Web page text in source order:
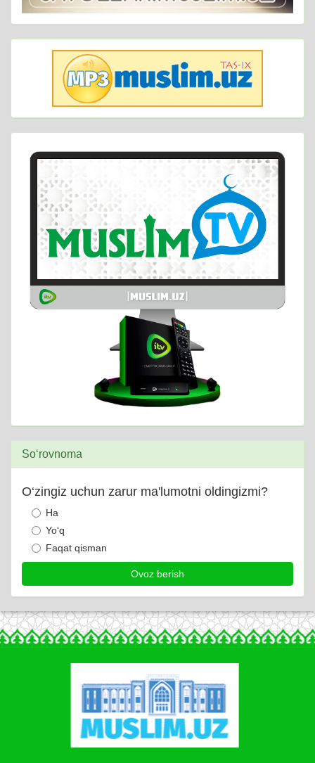
So‘rovnoma
O‘zingiz uchun zarur ma'lumotni oldingizmi?
Ha
Yo‘q
Faqat qisman